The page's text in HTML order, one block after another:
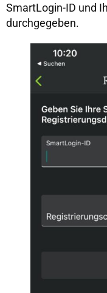
SmartLogin-ID und
durchgegeben.